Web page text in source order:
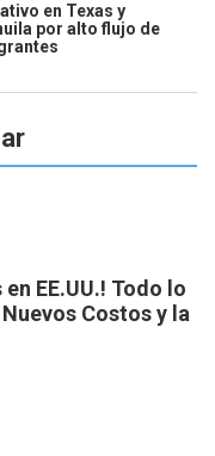
en Texas y
por alto flujo de
EE.UU.! Todo lo
Costos y la